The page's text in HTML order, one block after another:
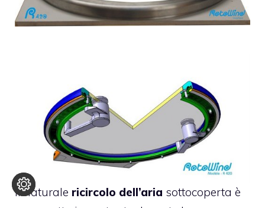
Il naturale ricircolo dell’aria sottocoperta è